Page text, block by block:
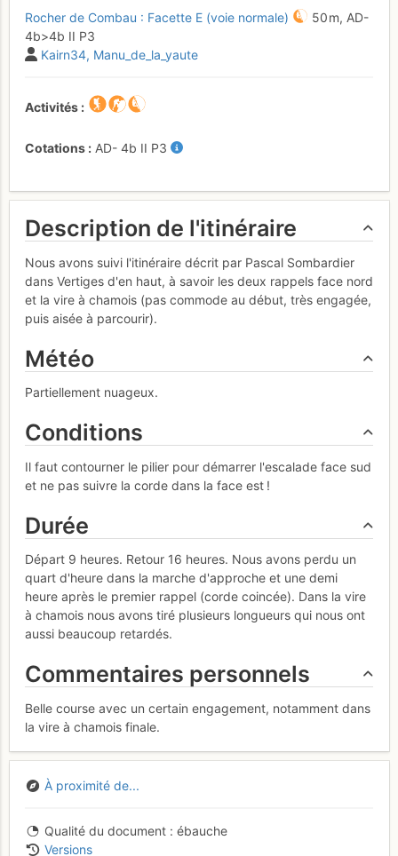
Rocher de Combau : Facette E (voie normale) 50 m, AD-
4b>4b II P3
Kairn34 Manu_de_la_yaute
Activités
Cotations AD- 4b II P3
Description de l'itinéraire
Nous avons suivi l'itinéraire décrit par Pascal Sombardier
dans Vertiges d'en haut, à savoir les deux rappels face nord
et la vire à chamois (pas commode au début, très engagée,
puis aisée à parcourir).
Météo
Partiellement nuageux.
Conditions
Il faut contourner le pilier pour démarrer l'escalade face sud
et ne pas suivre la corde dans la face est !
Durée
Départ 9 heures. Retour 16 heures. Nous avons perdu un
quart d'heure dans la marche d'approche et une demi
heure après le premier rappel (corde coincée). Dans la vire
à chamois nous avons tiré plusieurs longueurs qui nous ont
aussi beaucoup retardés.
Commentaires personnels
Belle course avec un certain engagement, notamment dans
la vire à chamois finale.
À proximité de...
Qualité du document
ébauche
Versions